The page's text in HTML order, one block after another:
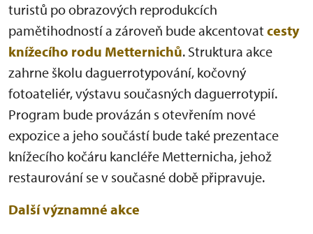
turistů po obrazových reprodukcích
pamětihodností a zároveň bude akcentovat cesty
knížecího rodu Metternichů. Struktura akce
zahrne školu daguerrotypování, kočovný
fotoateliér, výstavu současných daguerrotypií.
Program bude provázán s otevřením nové
expozice a jeho součástí bude také prezentace
knížecího kočáru kancléře Metternicha, jehož
restaurování se v současné době připravuje.
Další významné akce